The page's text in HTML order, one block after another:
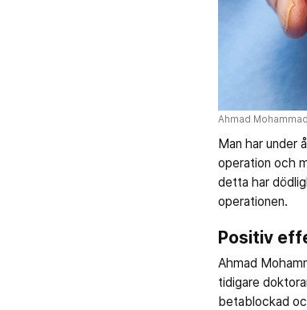
Ahmad
Man har under
operation och
detta har
operationen.
Positiv
Ahmad
tidigare
betablockad